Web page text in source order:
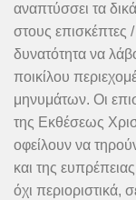
αναπτύσσει τα
στους επισκέπτες
δυνατότητα να
ποικίλου
μηνυμάτων. Οι
της Εκθέσεως
οφείλουν να
και της
όχι περιοριστικά,